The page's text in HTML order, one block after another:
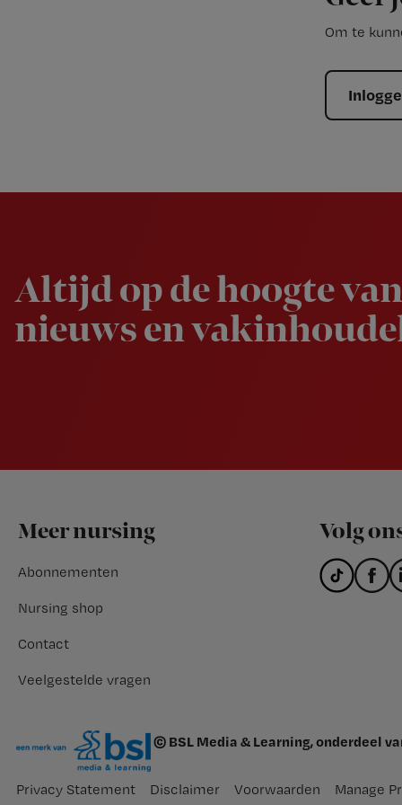
Om te
Altijd op de hoogte
nieuws en
Footer
Meer nursing
Abonnementen
Nursing shop
Contact
Veelgestelde vragen
Volg
© BSL Media & Learning, onderdeel
Privacy Statement Disclaimer Voorwaarden Manage